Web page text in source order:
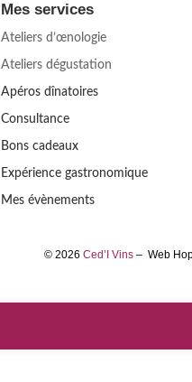
Mes services
Ateliers d’œnologie
Ateliers dégustation
Apéros dînatoires
Consultance
Bons cadeaux
Expérience gastronomique
Mes évènements
© 2026 Ced’I Vins– Web